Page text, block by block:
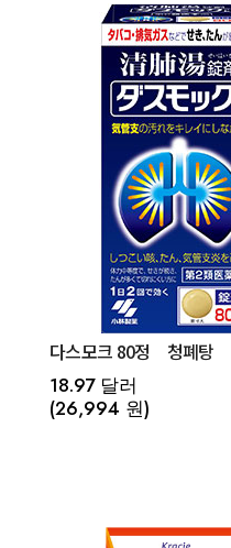
다스모크 80정 청폐탕
18.97 달러
(26,994 원)